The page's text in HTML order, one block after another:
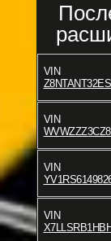
VIN
VIN
VIN
VIN